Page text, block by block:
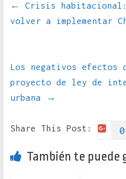
←
Crisis habitacional:
volver a implementar
Los negativos efectos
proyecto de ley de
urbana
→
Share This Post: 0
También te puede